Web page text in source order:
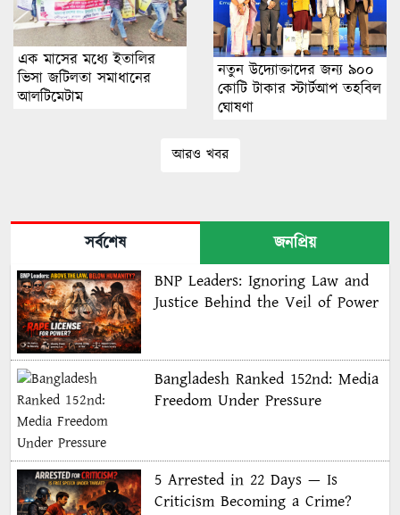
এক মাসের মধ্যে ইতালির
ভিসা জটিলতা সমাধানের
আলটিমেটাম
নতুন উদ্যোক্তাদের জন্য ৯০০
কোটি টাকার স্টার্টআপ তহবিল
ঘোষণা
আরও খবর
সর্বশেষ
জনপ্রিয়
BNP Leaders: Ignoring Law and
Justice Behind the Veil of Power
Bangladesh Ranked 152nd: Media
Freedom Under Pressure
5 Arrested in 22 Days — Is
Criticism Becoming a Crime?